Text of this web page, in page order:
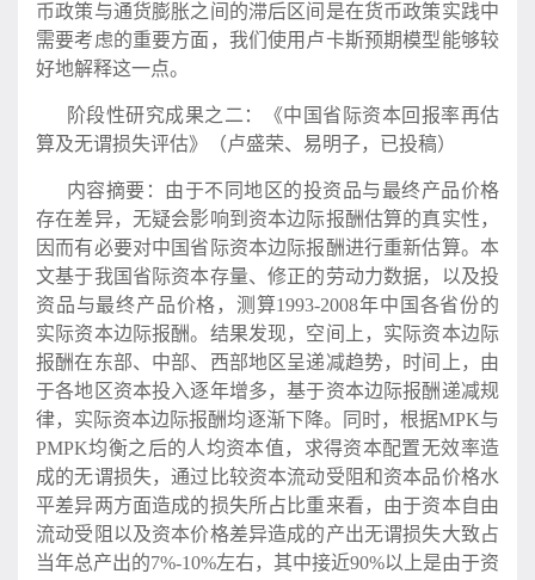
币政策与通货膨胀之间的滞后区间是在货币政策实践中
需要考虑的重要方面，我们使用卢卡斯预期模型能够较
好地解释这一点。
阶段性研究成果之二：《中国省际资本回报率再估
算及无谓损失评估》（卢盛荣、易明子，已投稿）
内容摘要：由于不同地区的投资品与最终产品价格
存在差异，无疑会影响到资本边际报酬估算的真实性，
因而有必要对中国省际资本边际报酬进行重新估算。本
文基于我国省际资本存量、修正的劳动力数据，以及投
资品与最终产品价格，测算1993-2008年中国各省份的
实际资本边际报酬。结果发现，空间上，实际资本边际
报酬在东部、中部、西部地区呈递减趋势，时间上，由
于各地区资本投入逐年增多，基于资本边际报酬递减规
律，实际资本边际报酬均逐渐下降。同时，根据MPK与
PMPK均衡之后的人均资本值，求得资本配置无效率造
成的无谓损失，通过比较资本流动受阻和资本品价格水
平差异两方面造成的损失所占比重来看，由于资本自由
流动受阻以及资本价格差异造成的产出无谓损失大致占
当年总产出的7%-10%左右，其中接近90%以上是由于资